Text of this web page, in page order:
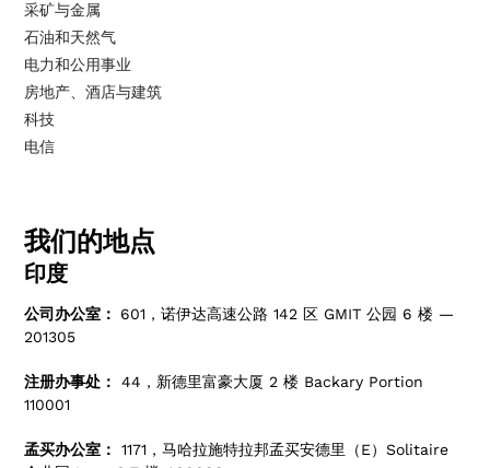
采矿与金属
石油和天然气
电力和公用事业
房地产、酒店与建筑
科技
电信
我们的地点
印度
公司办公室： 601，诺伊达高速公路 142 区 GMIT 公园 6 楼 —
201305
注册办事处：
44，新德里富豪大厦 2 楼 Backary Portion
110001
孟买办公室：
1171，马哈拉施特拉邦孟买安德里（E）Solitaire